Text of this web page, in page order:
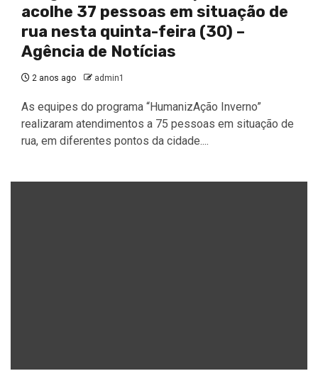
acolhe 37 pessoas em situação de
rua nesta quinta-feira (30) –
Agência de Notícias
2 anos ago admin1
As equipes do programa “HumanizAção Inverno”
realizaram atendimentos a 75 pessoas em situação de
rua, em diferentes pontos da cidade....